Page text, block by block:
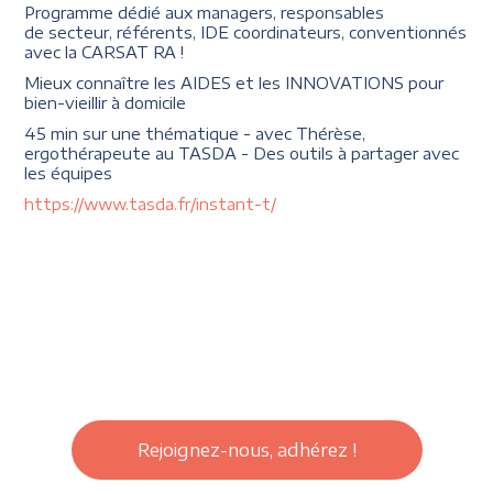
Programme dédié aux managers, responsables
de secteur, référents, IDE coordinateurs, conventionnés
avec la CARSAT RA !
Mieux connaître les AIDES et les INNOVATIONS pour
bien-vieillir à domicile
45 min sur une thématique - avec Thérèse,
ergothérapeute au TASDA - Des outils à partager avec
les équipes
https://www.tasda.fr/instant-t/
Rejoignez-nous, adhérez !